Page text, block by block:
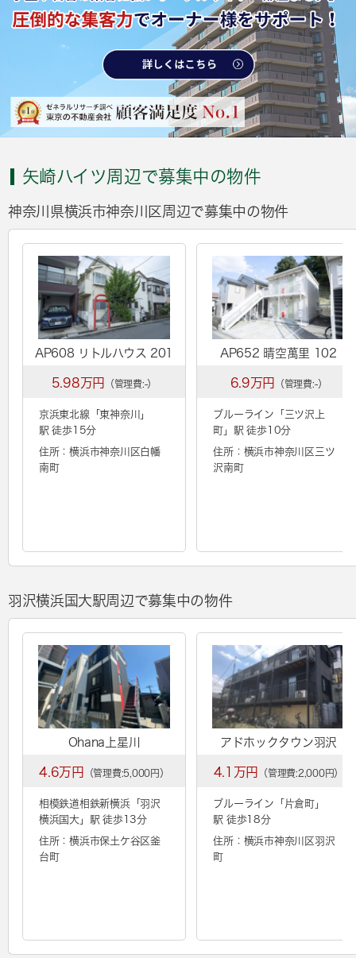
矢崎ハイツ周辺で募集中の物件
神奈川県横浜市神奈川区周辺で募集中の物件
AP608 リトルハウス 201
5.98万円 （管理費:-）
京浜東北線「東神奈川
」
駅 徒歩15分
住所：横浜市神奈川区白幡
南町
AP652 晴空萬里 102
6.9万円 （管理費:-）
ブルーライン「 三ツ沢上
町 」駅 徒歩10分
住所：横浜市神奈川区三ツ
沢南町
羽沢横浜国大駅周辺で募集中の物件
Ohana上星川
4.6万円 （管理費:5,000円）
相模鉄道相鉄新横浜「羽沢
横浜国大」駅 徒歩13分
住所：横浜市保土ケ谷区釜
台町
アドホックタウン羽沢
4.1万円 （管理費:2,000円）
ブルーライン「 片倉町」
駅 徒歩18分
住所：横浜市神奈川区羽沢
町